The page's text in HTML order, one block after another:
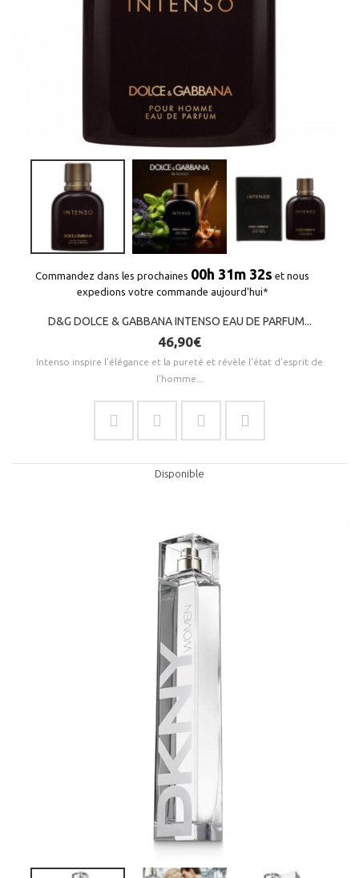
Commandez dans les prochaines 00h 31m 32s et nous
expedions votre commande aujourd'hui*
D&G DOLCE & GABBANA INTENSO EAU DE PARFUM...
46,90€
Intenso inspire l'élégance et la pureté et révèle l'état d'esprit de
l'homme...
Disponible